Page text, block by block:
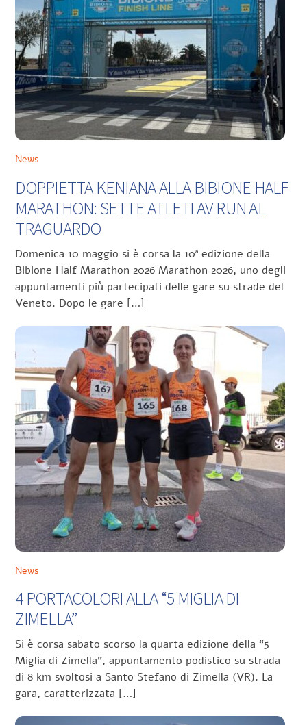
News
DOPPIETTA KENIANA ALLA BIBIONE HALF
MARATHON: SETTE ATLETI AV RUN AL
TRAGUARDO
Domenica 10 maggio si è corsa la 10ª edizione della
Bibione Half Marathon 2026 Marathon 2026, uno degli
appuntamenti più partecipati delle gare su strade del
Veneto. Dopo le gare […]
News
4 PORTACOLORI ALLA “5 MIGLIA DI
ZIMELLA”
Si è corsa sabato scorso la quarta edizione della “5
Miglia di Zimella”, appuntamento podistico su strada
di 8 km svoltosi a Santo Stefano di Zimella (VR). La
gara, caratterizzata […]